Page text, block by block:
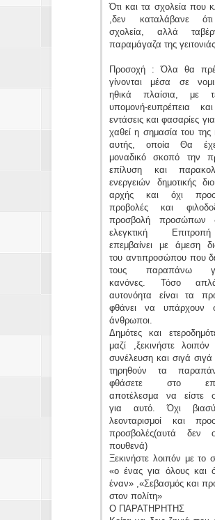
Ότι και τα σχολεία που
,δεν καταλάβανε
σχολεία, αλλά
παραμάγαζα της
Προσοχή : Όλα θα
γίνονται μέσα σε
ηθικά πλαίσια, με
υπομονή-ευπρέπεια
εντάσεις και φασαρίες
χαθεί η σημασία του της
αυτής, οποία Θα
μοναδικό σκοπό την
επίλυση και
ενεργειών δημοτικής
αρχής και όχι
προβολές και
προσβολή προσώπων
ελεγκτική
επεμβαίνει με άμεση
του αντιπροσώπου που
τους παραπάνω
κανόνες. Τόσο
αυτονόητα είναι τα
φθάνει να υπάρχουν
άνθρωποι.
Δημότες και
μαζί ,ξεκινήστε
συνέλευση και σιγά
τηρηθούν τα
φθάσετε στο
αποτέλεσμα να είστε
για αυτό. Όχι
λεονταρισμοί και
προσβολές(αυτά δεν
πουθενά)
Ξεκινήστε λοιπόν με το
«ο ένας για όλους και
έναν» ,«Σεβασμός και
στον πολίτη»
Ο ΠΑΡΑΤΗΡΗΤΗΣ